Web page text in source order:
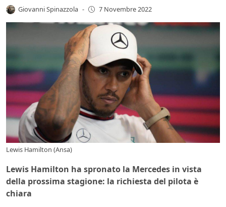
Giovanni Spinazzola - 7 Novembre 2022
Lewis Hamilton (Ansa)
Lewis Hamilton ha spronato la Mercedes in vista
della prossima stagione: la richiesta del pilota è
chiara